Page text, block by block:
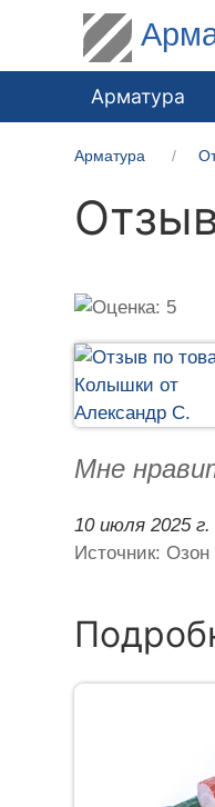
Арматура
Арматура
Мне
10 июля 2025 г.
Источник: Озон